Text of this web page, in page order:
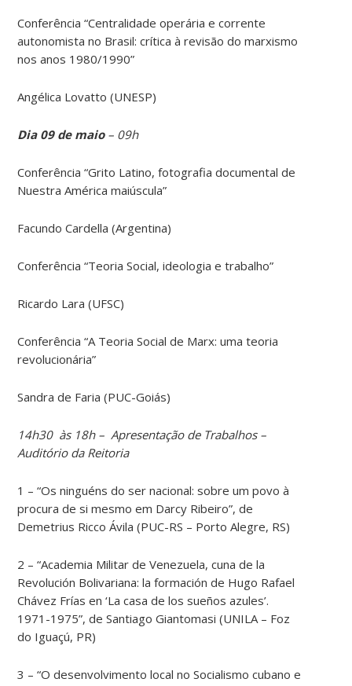
Conferência “Centralidade operária e corrente
autonomista no Brasil: crítica à revisão do marxismo
nos anos 1980/1990”
Angélica Lovatto (UNESP)
Dia 09 de maio– 09h
Conferência “Grito Latino, fotografia documental de
Nuestra América maiúscula”
Facundo Cardella (Argentina)
Conferência “Teoria Social, ideologia e trabalho”
Ricardo Lara (UFSC)
Conferência “A Teoria Social de Marx: uma teoria
revolucionária”
Sandra de Faria (PUC-Goiás)
14h30 às 18h – Apresentação de Trabalhos –
Auditório da Reitoria
1 – “Os ninguéns do ser nacional: sobre um povo à
procura de si mesmo em Darcy Ribeiro”, de
Demetrius Ricco Ávila (PUC-RS – Porto Alegre, RS)
2 – “Academia Militar de Venezuela, cuna de la
Revolución Bolivariana: la formación de Hugo Rafael
Chávez Frías en ‘La casa de los sueños azules’.
1971-1975”, de Santiago Giantomasi (UNILA – Foz
do Iguaçú, PR)
3 – “O desenvolvimento local no Socialismo cubano e